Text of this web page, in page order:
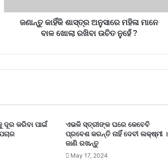
ଜଣାନ୍ତୁ କାହିଁକି ଶାସ୍ତ୍ର ଅନୁସାରେ ମହିଳା ମାନେ
ବାଳ ଖୋଲା ରଖିବା ଉଚିତ ନୁହେଁ ?
ଦୂର କରିବା ପାଇଁ
ଏଭଳି ସ୍ତ୍ରୀଙ୍କ ଘରେ କେବେବି
ପ୍ରବେଶ କରନ୍ତି ନାହିଁ ଦେବୀ ଲକ୍ଷ୍ମୀ ।
ଜାଣି ରଖନ୍ତୁ
May 17, 2024